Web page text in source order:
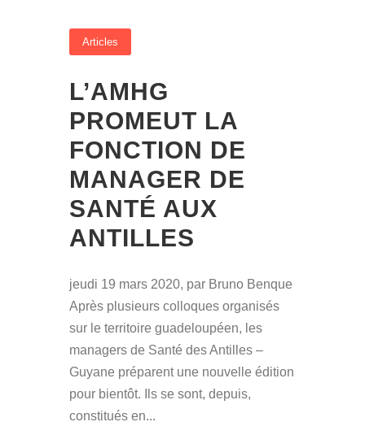
Articles
L’AMHG
PROMEUT LA
FONCTION DE
MANAGER DE
SANTÉ AUX
ANTILLES
jeudi 19 mars 2020, par Bruno Benque
Après plusieurs colloques organisés
sur le territoire guadeloupéen, les
managers de Santé des Antilles –
Guyane préparent une nouvelle édition
pour bientôt. Ils se sont, depuis,
constitués en...